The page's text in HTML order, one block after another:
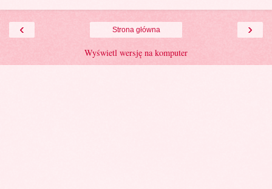
‹ ›
Strona główna
Wyświetl wersję na komputer